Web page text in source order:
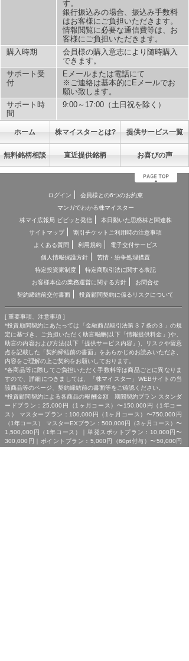
す。
銀行振込みの場合、振込み手数料
はお客様にご負担いただきます。
情報閲覧に必要な通信費等は、お
客様にご負担いただきます。
購入時期
会員様の購入意志により随時購入
できます。
サポート受
付
Eメールまたは電話にて
※ご連絡は基本的にEメールでお
願い致します。
サポート時
間
9:00～17:00（土日祝を除く）
ホーム 株マイスターとは? 提供サービス一覧
無料銘柄相談 直近提供銘柄 お喜びの声
ログイン
会員様との6つのお約束
マンガでわかる株マイスター
株マイ広報局 ビビッと発信
本日動いた思惑株と関連株
サイトマップ
割引チケットご利用時の注意事項
よくある質問
利用規約
電子交付サービス
個人情報保護方針
苦情・紛争処理措置
特定投資家制度
特定商取引法に関する表記
お客様本位の業務運営に関する方針
お問合せ
契約締結前交付書面
投資顧問契約に係るリスクについて
[ 重要事項、注意事項 ]
*投資顧問契約にあたっては「金融商品取引法第３７条の３」の規
定に基づき、ご負担いただく助言報酬(以下「情報提供料金」)や、
助言の内容および方法(以下「提供サービス内容」)、リスクや留意
点を記載した「契約締結前の書面」をあらかじめお読みいただき、
内容をご理解の上ご契約をお願いしております。
*各商品等に際してご負担いただく手数料等は商品ごとに異なりま
すので、詳細につきましては、「株マイスター」WEBサイトの当
該商品等のページ、契約締結前の書面等をご確認ください。
*投資顧問契約による各商品の報酬金額 期間契約プラン スタンダ
ードプラン：25,000円（1ヶ月コース）〜150,000円（1年コー
ス） マスタープラン：100,000円（1ヶ月コース）〜750,000円
（1年コース） マスターEXプラン：500,000円（3ヶ月コース）〜
1,500,000円（1年コース）｜単発スポットプラン：10,000円〜
300,000円｜ポイントプラン：5,000円（60pt付与）〜50,000円